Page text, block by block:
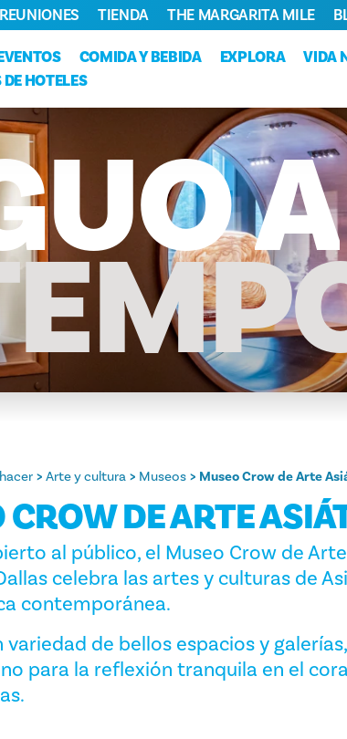
COMIDA Y BEBIDA EXPLORA VIDA
HOTELES
TIENDA THE MARGARITA MILE
A
Arte y cultura Museos Museo Crow de Arte
CROW DE ARTE
al público, el Museo Crow de
celebra las artes y culturas de
contemporánea.
variedad de bellos espacios y
para la reflexión tranquila en el